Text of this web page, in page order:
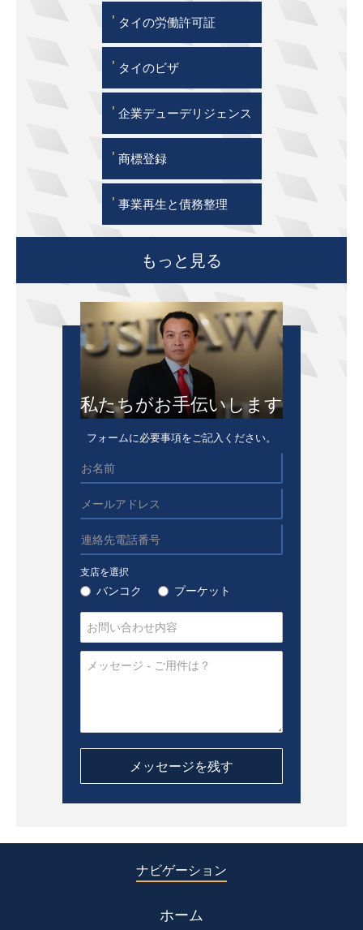
' タイの労働許可証
' タイのビザ
' 企業デューデリジェンス
' 商標登録
' 事業再生と債務整理
もっと見る
私たちがお手伝いします
フォームに必要事項をご記入ください。
支店を選択
バンコク プーケット
ナビゲーション
ホーム